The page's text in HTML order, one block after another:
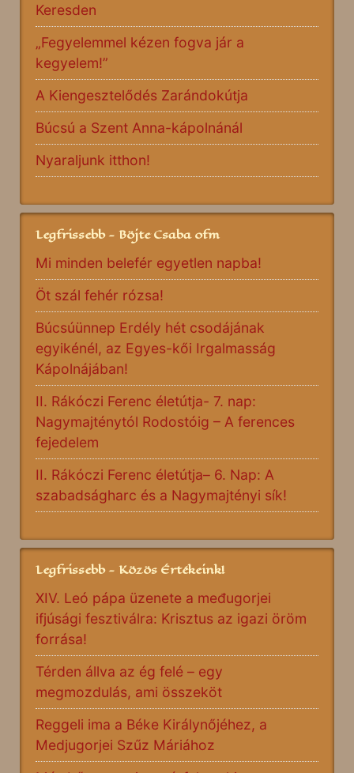
Keresden
„Fegyelemmel kézen fogva jár a
kegyelem!”
A Kiengesztelődés Zarándokútja
Búcsú a Szent Anna-kápolnánál
Nyaraljunk itthon!
Legfrissebb - Böjte Csaba ofm
Mi minden belefér egyetlen napba!
Öt szál fehér rózsa!
Búcsúünnep Erdély hét csodájának
egyikénél, az Egyes-kői Irgalmasság
Kápolnájában!
II. Rákóczi Ferenc életútja- 7. nap:
Nagymajténytól Rodostóig – A ferences
fejedelem
II. Rákóczi Ferenc életútja– 6. Nap: A
szabadságharc és a Nagymajtényi sík!
Legfrissebb - Közös Értékeink!
XIV. Leó pápa üzenete a međugorjei
ifjúsági fesztiválra: Krisztus az igazi öröm
forrása!
Térden állva az ég felé – egy
megmozdulás, ami összeköt
Reggeli ima a Béke Királynőjéhez, a
Medjugorjei Szűz Máriához